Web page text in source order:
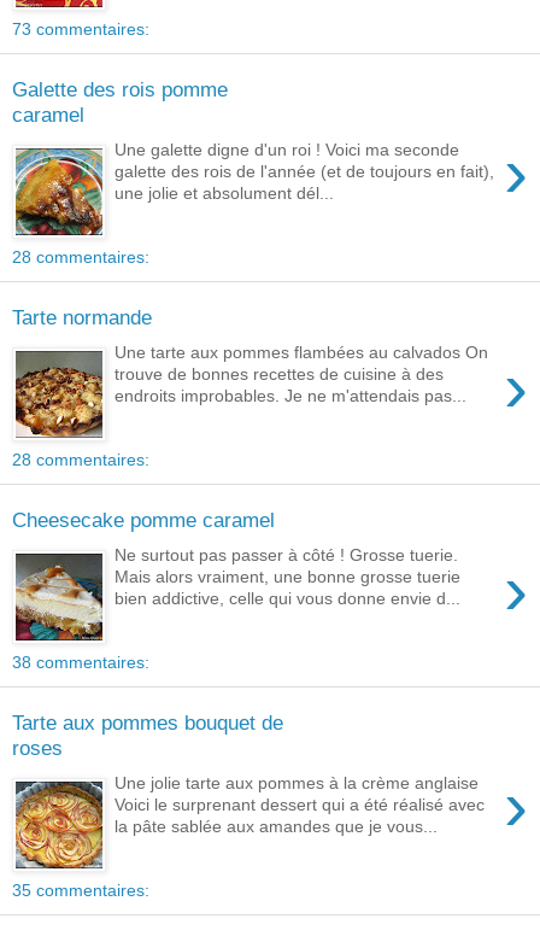
73 commentaires:
Galette des rois pomme
caramel
›
Une galette digne d'un roi ! Voici ma seconde
galette des rois de l'année (et de toujours en fait),
une jolie et absolument dél...
28 commentaires:
Tarte normande
›
Une tarte aux pommes flambées au calvados On
trouve de bonnes recettes de cuisine à des
endroits improbables. Je ne m'attendais pas...
28 commentaires:
Cheesecake pomme caramel
›
Ne surtout pas passer à côté ! Grosse tuerie.
Mais alors vraiment, une bonne grosse tuerie
bien addictive, celle qui vous donne envie d...
38 commentaires:
Tarte aux pommes bouquet de
roses
›
Une jolie tarte aux pommes à la crème anglaise
Voici le surprenant dessert qui a été réalisé avec
la pâte sablée aux amandes que je vous...
35 commentaires: